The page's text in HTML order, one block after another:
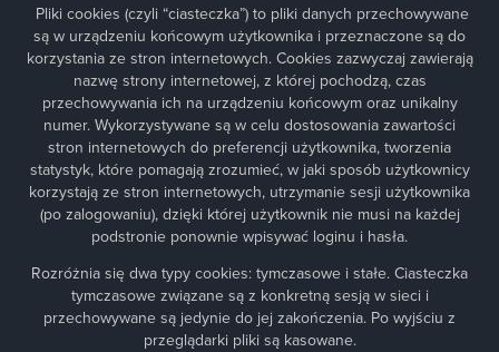
Pliki cookies (czyli “ciasteczka”) to pliki danych przechowywane
są w urządzeniu końcowym użytkownika i przeznaczone są do
korzystania ze stron internetowych. Cookies zazwyczaj zawierają
nazwę strony internetowej, z której pochodzą, czas
przechowywania ich na urządzeniu końcowym oraz unikalny
numer. Wykorzystywane są w celu dostosowania zawartości
stron internetowych do preferencji użytkownika, tworzenia
statystyk, które pomagają zrozumieć, w jaki sposób użytkownicy
korzystają ze stron internetowych, utrzymanie sesji użytkownika
(po zalogowaniu), dzięki której użytkownik nie musi na każdej
podstronie ponownie wpisywać loginu i hasła.
Rozróżnia się dwa typy cookies: tymczasowe i stałe. Ciasteczka
tymczasowe związane są z konkretną sesją w sieci i
przechowywane są jedynie do jej zakończenia. Po wyjściu z
przeglądarki pliki są kasowane.